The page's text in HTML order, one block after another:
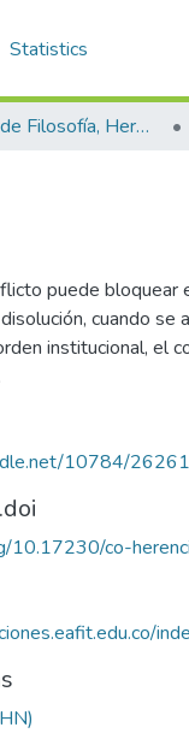
Statistics
Estudios de Filosofía, Hermenéutica y Narrativas
puede bloquear
cuando
institucional, el
10784/26261
10.17230/co-